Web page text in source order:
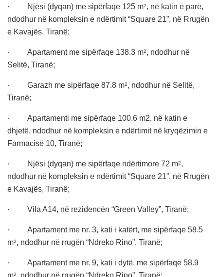
· Njësi (dyqan) me sipërfaqe 125 m2, në katin e parë,
ndodhur në kompleksin e ndërtimit“Square 21”, në Rrugën
e Kavajës, Tiranë;
· Apartament me sipërfaqe 138.3 m2, ndodhur në
Selitë, Tiranë;
· Garazh me sipërfaqe 87.8 m2, ndodhur në Selitë,
Tiranë;
· Apartamenti me sipërfaqe 100.6 m2, në katin e
dhjetë, ndodhur në kompleksin e ndërtimit në kryqëzimin e
Farmacisë 10, Tiranë;
· Njësi (dyqan) me sipërfaqe ndërtimore 72 m2,
ndodhur në kompleksin e ndërtimit“Square 21”, në Rrugën
e Kavajës, Tiranë;
· Vila A14, në rezidencën “Green Valley”, Tiranë;
· Apartament me nr. 3, kati i katërt, me sipërfaqe 58.5
m2, ndodhur në rrugën “Ndreko Rino”, Tiranë;
· Apartament me nr. 9, kati i dytë, me sipërfaqe 58.9
m2 , ndodhur në rrugën “Ndreko Rino”, Tiranë;